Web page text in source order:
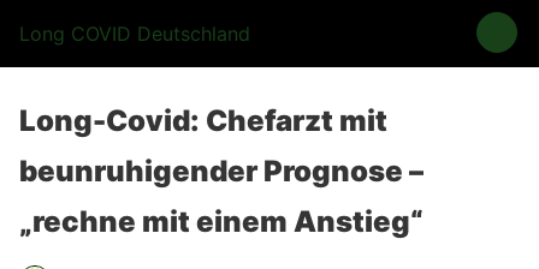
Long COVID Deutschland
Long-Covid: Chefarzt mit
beunruhigender Prognose –
„rechne mit einem Anstieg“